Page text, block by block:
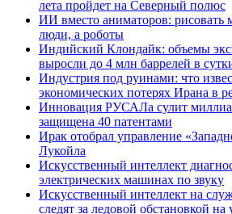
лета пройдет на Северный полюс
ИИ вместо аниматоров: рисовать
люди, а роботы
Индийский Клондайк: объемы
выросли до 4 млн баррелей в
Индустрия под руинами: что
экономических потерях Ирана в
Инновация РУСАЛа сулит
защищена 40 патентами
Ирак отобрал управление
Лукойла
Искусственный интеллект
электрических машинах по звуку
Искусственный интеллект на
следят за ледовой обстановкой